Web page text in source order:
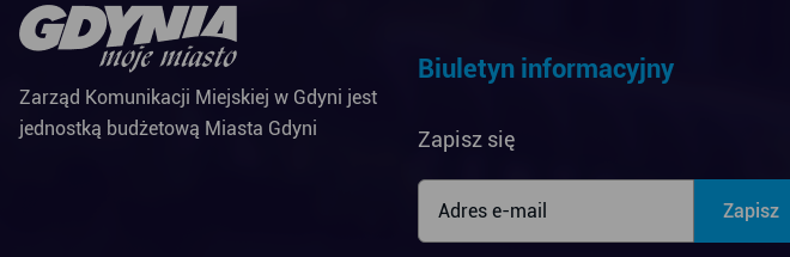
Zarząd Komunikacji Miejskiej w Gdyni jest
jednostką budżetową Miasta Gdyni
Biuletyn informacyjny
Zapisz się